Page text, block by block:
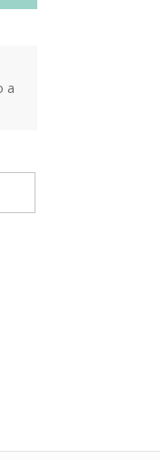
a